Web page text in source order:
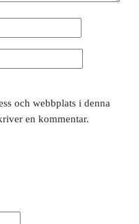
och webbplats i denna
en kommentar.